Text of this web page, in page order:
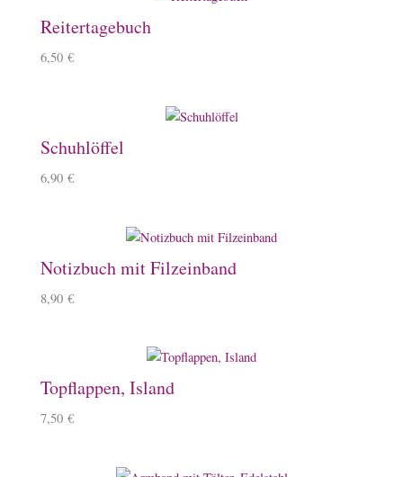
Reitertagebuch
6,50 €
Schuhlöffel
6,90 €
Notizbuch mit Filzeinband
8,90 €
Topflappen, Island
7,50 €